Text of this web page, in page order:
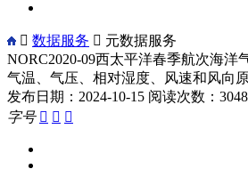
 数据服务  元数据服务
NORC2020-09西太平洋春季航次海洋
气温、气压、相对湿度、风速和风向
发布日期：2024-10-15 阅读次数：3048
字号   